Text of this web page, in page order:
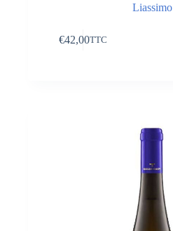
Liassimo
€42,00TTC